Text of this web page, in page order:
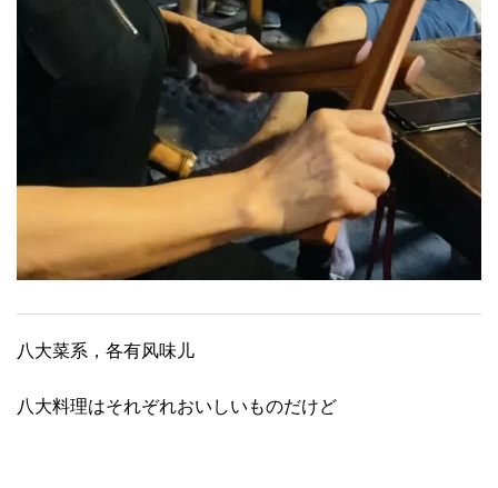
八大菜系，各有风味儿
八大料理はそれぞれおいしいものだけど